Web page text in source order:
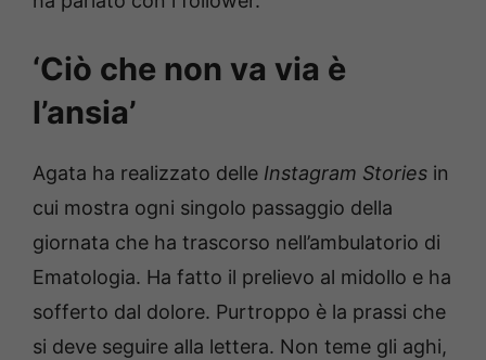
‘Ciò che non va via è
l’ansia’
Agata ha realizzato delle Instagram Stories in
cui mostra ogni singolo passaggio della
giornata che ha trascorso nell’ambulatorio di
Ematologia. Ha fatto il prelievo al midollo e ha
sofferto dal dolore. Purtroppo è la prassi che
si deve seguire alla lettera. Non teme gli aghi,